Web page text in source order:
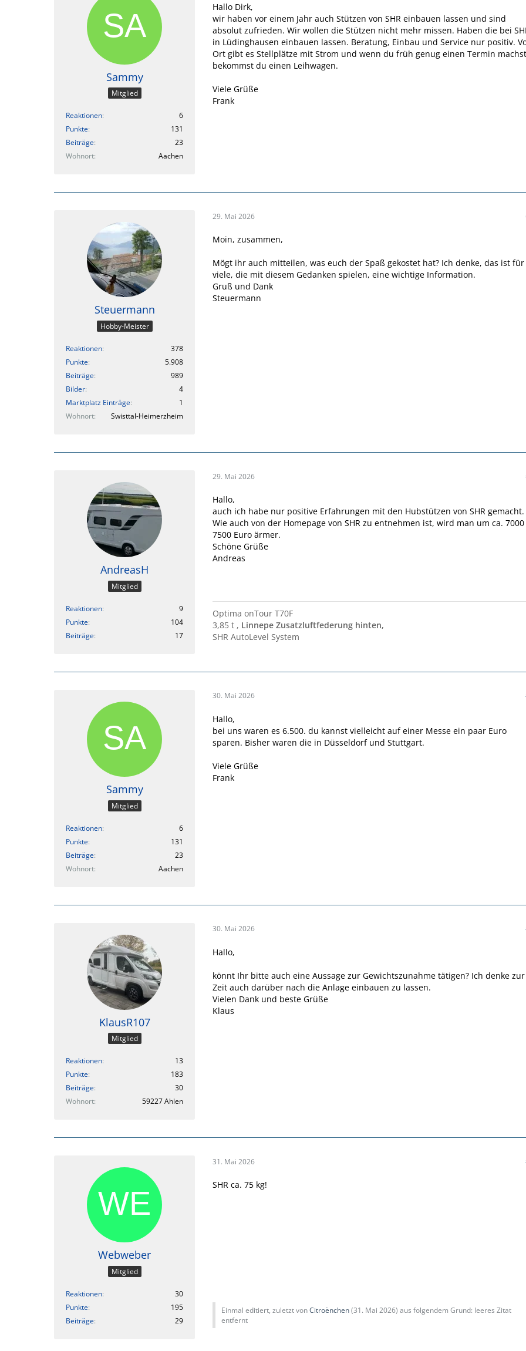
Sammy
Mitglied
Reaktionen
6
Punkte
131
Beiträge
23
Wohnort
Aachen
Hallo Dirk,
wir haben vor einem Jahr auch Stützen von SHR einbauen lassen und sind
absolut zufrieden. Wir wollen die Stützen nicht mehr missen. Haben die bei
in Lüdinghausen einbauen lassen. Beratung, Einbau und Service nur positiv.
Ort gibt es Stellplätze mit Strom und wenn du früh genug einen Termin machst
bekommst du einen Leihwagen.
Viele Grüße
Frank
Steuermann
Hobby-Meister
Reaktionen
378
Punkte
5.908
Beiträge
989
Bilder
4
Marktplatz Einträge
1
Wohnort
Swisttal-Heimerzheim
29. Mai 2026
Moin, zusammen,
Mögt ihr auch mitteilen, was euch der Spaß gekostet hat? Ich denke, das ist für
viele, die mit diesem Gedanken spielen, eine wichtige Information.
Gruß und Dank
Steuermann
AndreasH
Mitglied
Reaktionen
9
Punkte
104
Beiträge
17
29. Mai 2026
Hallo,
auch ich habe nur positive Erfahrungen mit den Hubstützen von SHR gemacht.
Wie auch von der Homepage von SHR zu entnehmen ist, wird man um ca. 7000
7500 Euro ärmer.
Schöne Grüße
Andreas
Optima onTour T70F
3,85 t , Linnepe Zusatzluftfederung hinten,
SHR AutoLevel System
Sammy
Mitglied
Reaktionen
6
Punkte
131
Beiträge
23
Wohnort
Aachen
30. Mai 2026
Hallo,
bei uns waren es 6.500. du kannst vielleicht auf einer Messe ein paar Euro
sparen. Bisher waren die in Düsseldorf und Stuttgart.
Viele Grüße
Frank
KlausR107
Mitglied
Reaktionen
13
Punkte
183
Beiträge
30
Wohnort
59227 Ahlen
30. Mai 2026
Hallo,
könnt Ihr bitte auch eine Aussage zur Gewichtszunahme tätigen? Ich denke zur
Zeit auch darüber nach die Anlage einbauen zu lassen.
Vielen Dank und beste Grüße
Klaus
Webweber
Mitglied
Reaktionen
30
Punkte
195
Beiträge
29
31. Mai 2026
SHR ca. 75 kg!
Einmal editiert, zuletzt vonCitroënchen(31. Mai 2026) aus folgendem Grund: leeres Zitat
entfernt